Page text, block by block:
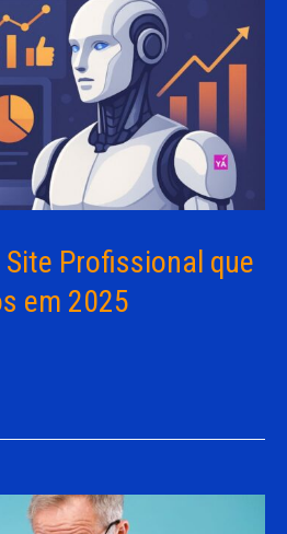
Profissional que
em 2025